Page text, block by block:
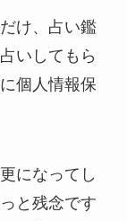
け、占い鑑
いしてもら
個人情報保
になってし
と残念です